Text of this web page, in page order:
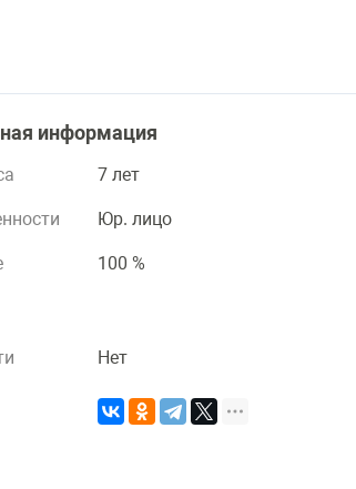
информация
7 лет
Юр. лицо
100 %
Нет